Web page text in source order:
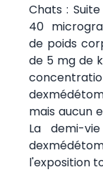
Chats :
40
de poids
de 5 mg de
mais aucun
La demi-
l'exposition